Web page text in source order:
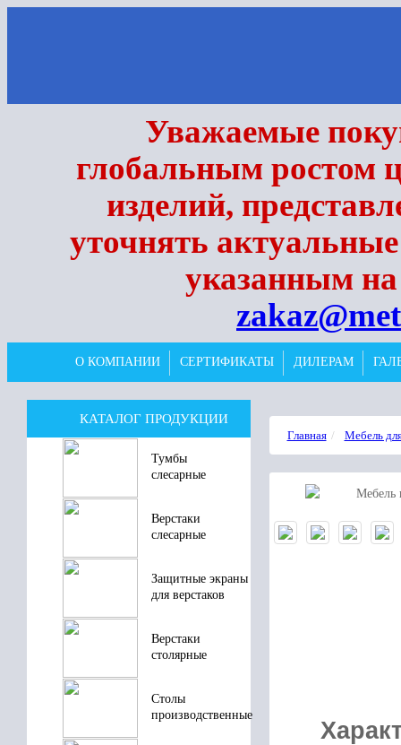
Уважаемые
глобальным ростом
изделий,
уточнять
указанным на
О КОМПАНИИ СЕРТИФИКАТЫ ДИЛЕРАМ
КАТАЛОГ ПРОДУКЦИИ
Тумбы
слесарные
Верстаки
слесарные
Защитные экраны
для верстаков
Верстаки
столярные
Столы
производственные
Главная Мебель